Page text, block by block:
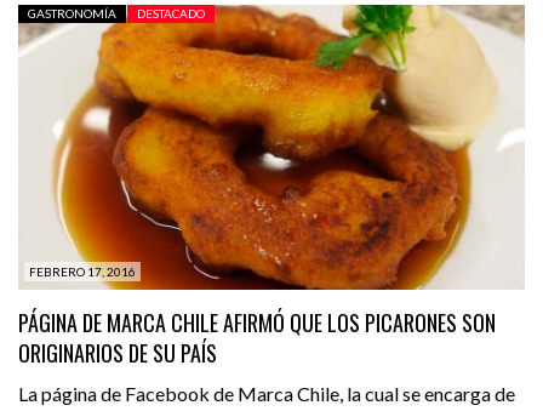
FEBRERO 17, 2016
GASTRONOMÍA DESTACADO
PÁGINA DE MARCA CHILE AFIRMÓ QUE LOS PICARONES SON
ORIGINARIOS DE SU PAÍS
La página de Facebook de Marca Chile, la cual se encarga de